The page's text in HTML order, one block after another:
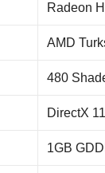
Radeon
AMD
480
DirectX
1GB